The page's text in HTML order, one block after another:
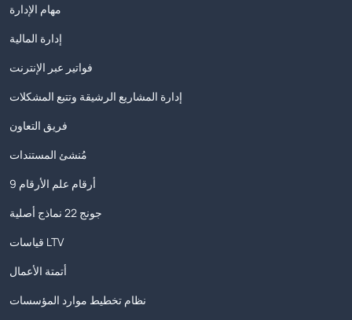
مهام الإدارة
إدارة المالية
فواتير عبر الإنترنت
إدارة المشاريع الرشيقة وتتبع المشكلات
فريق التعاون
مُنشئ المستندات
9 أرقام علم الأرقام
جونج 22 نماذج أصلية
قياسات LTV
أتمتة الأعمال
نظام تخطيط موارد المؤسسات